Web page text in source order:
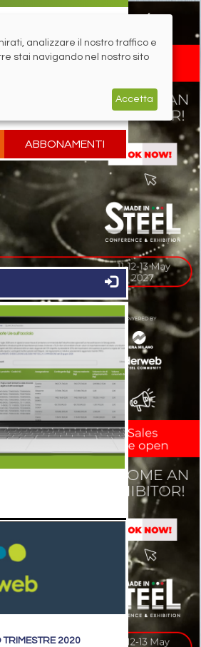
ABBONAMENTI
TRIMESTRE 2020
analizzare il nostro traffico e
stai navigando nel nostro sito
Accetta